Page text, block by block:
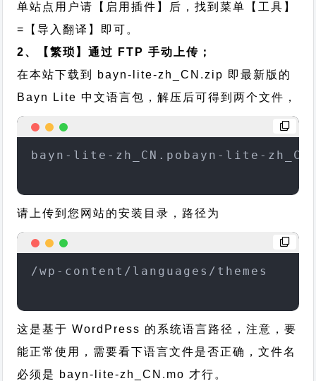
单站点用户请【启用插件】后，找到菜单【工具】
=【导入翻译】即可。
2、【繁琐】通过 FTP 手动上传；
在本站下载到 bayn-lite-zh_CN.zip 即最新版的
Bayn Lite 中文语言包，解压后可得到两个文件，
bayn-lite-zh_CN.pobayn-lite-
请上传到您网站的安装目录，路径为
/wp-content/languages/themes
这是基于 WordPress 的系统语言路径，注意，要
能正常使用，需要看下语言文件是否正确，文件名
必须是 bayn-lite-zh_CN.mo 才行。